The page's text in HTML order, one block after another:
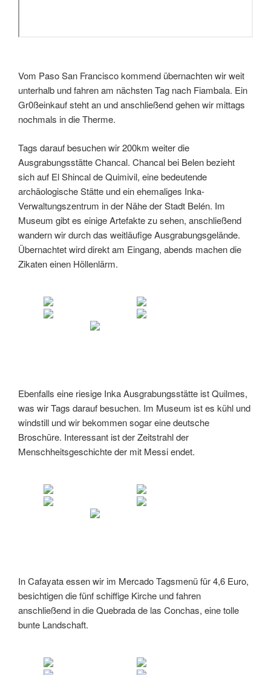
Vom Paso San Francisco kommend übernachten wir weit
unterhalb und fahren am nächsten Tag nach Fiambala. Ein
Gr0ßeinkauf steht an und anschließend gehen wir mittags
nochmals in die Therme.
Tags darauf besuchen wir 200km weiter die
Ausgrabungsstätte Chancal. Chancal bei Belen bezieht
sich auf El Shincal de Quimivil, eine bedeutende
archäologische Stätte und ein ehemaliges Inka-
Verwaltungszentrum in der Nähe der Stadt Belén. Im
Museum gibt es einige Artefakte zu sehen, anschließend
wandern wir durch das weitläufige Ausgrabungsgelände.
Übernachtet wird direkt am Eingang, abends machen die
Zikaten einen Höllenlärm.
Ebenfalls eine riesige Inka Ausgrabungsstätte ist Quilmes,
was wir Tags darauf besuchen. Im Museum ist es kühl und
windstill und wir bekommen sogar eine deutsche
Broschüre. Interessant ist der Zeitstrahl der
Menschheitsgeschichte der mit Messi endet.
In Cafayata essen wir im Mercado Tagsmenü für 4,6 Euro,
besichtigen die fünf schiffige Kirche und fahren
anschließend in die Quebrada de las Conchas, eine tolle
bunte Landschaft.